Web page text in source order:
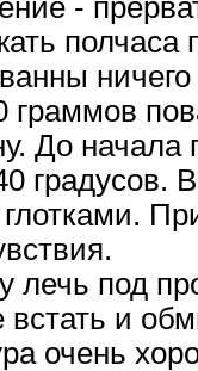
-
полчаса
До начала
градусов.
лечь под
встать и
очень